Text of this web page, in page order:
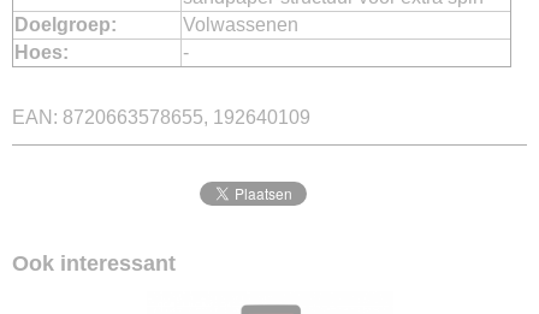
Doelgroep:
Volwassenen
Hoes:
-
EAN: 8720663578655, 192640109
Ook interessant